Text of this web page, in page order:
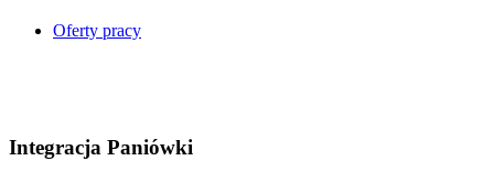
Oferty pracy
Integracja Paniówki